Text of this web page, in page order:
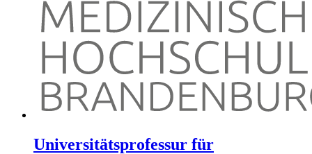
Universitätsprofessur für